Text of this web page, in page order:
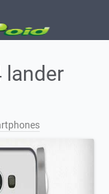
lander